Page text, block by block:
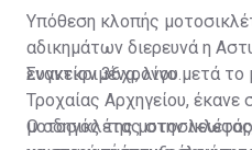
Υπόθεση κλοπής
αδικημάτων διερευνά η
εναντίον 36χρονου.
Συγκεκριμένα, λίγο μετά
Τροχαίας Αρχηγείου, έκανε
μοτοσικλέτας στην
Ο οδηγός της